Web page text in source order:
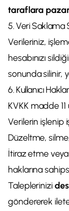
taraflara
5. Veri Saklama
Verileriniz,
hesabınızı
sonunda silinir,
6. Kullanıcı
KVKK madde 11
Verilerin işlenip
Düzeltme,
İtiraz etme
haklarına
Taleplerinizi
göndererek